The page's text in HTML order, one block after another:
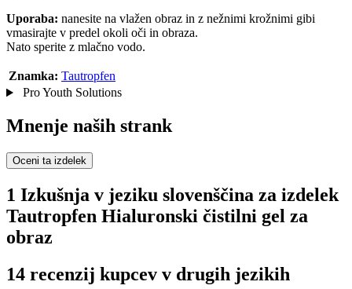
Uporaba: nanesite na vlažen obraz in z nežnimi krožnimi gibi
vmasirajte v predel okoli oči in obraza.
Nato sperite z mlačno vodo.
Znamka: Tautropfen
Pro Youth Solutions
Mnenje naših strank
Oceni ta izdelek
1 Izkušnja v jeziku slovenščina za izdelek
Tautropfen Hialuronski čistilni gel za
obraz
14 recenzij kupcev v drugih jezikih